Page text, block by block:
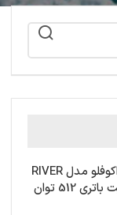
پاوراستیشن اکوفلو مدل RIVER
2 MAX ظرفیت باتری 512 توان